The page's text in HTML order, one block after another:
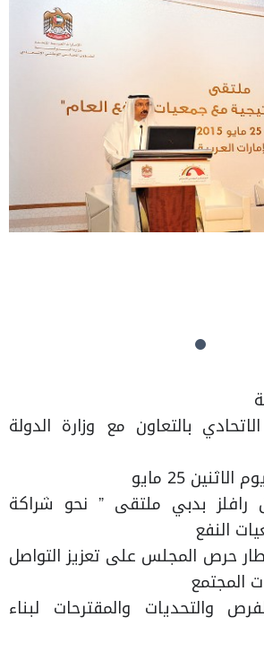
بالتعاون مع وزارة الدولة
25 مايو
رافلز بدبي ملتقى ” نحو شراكة
النفع
حرص المجلس على تعزيز التواصل
المجتمع
والتحديات والمقترحات لبناء